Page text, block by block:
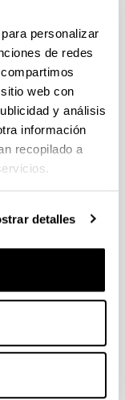
personalizar
de redes
web con
y análisis
información
recopilado a
detalles
us:
for competitive
to offer a salary
are
de Personal
Vasco.
personal
EHU.
degree
from our
are